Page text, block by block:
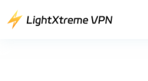
容